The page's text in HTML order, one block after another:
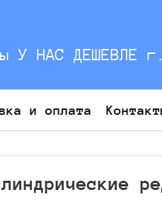
У НАС ДЕШЕВЛЕ г.
и оплата